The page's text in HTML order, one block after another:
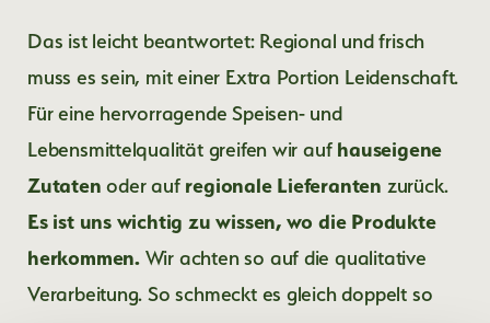
Das ist leicht beantwortet: Regional und frisch
muss es sein, mit einer Extra Portion Leidenschaft.
Für eine hervorragende Speisen- und
Lebensmittelqualität greifen wir auf hauseigene
Zutaten oder aufregionale Lieferanten zurück.
Es ist uns wichtig zu wissen, wo die Produkte
herkommen. Wir achten so auf die qualitative
Verarbeitung. So schmeckt es gleich doppelt so